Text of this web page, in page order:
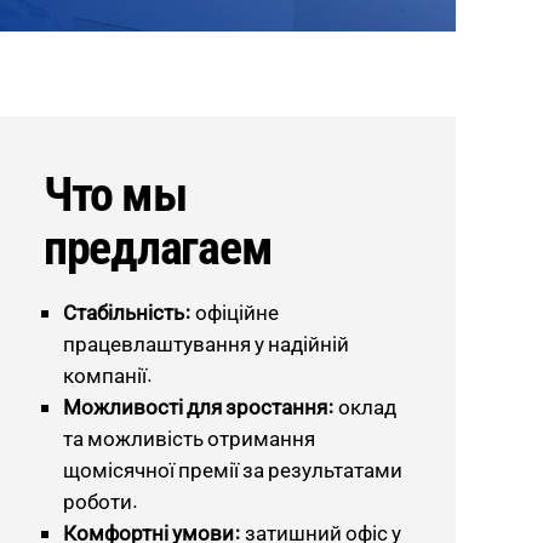
Что мы
предлагаем
Стабільність: офіційне
працевлаштування у надійній
компанії.
Можливості для зростання: оклад
та можливість отримання
щомісячної премії за результатами
роботи.
Комфортні умови: затишний офіс у